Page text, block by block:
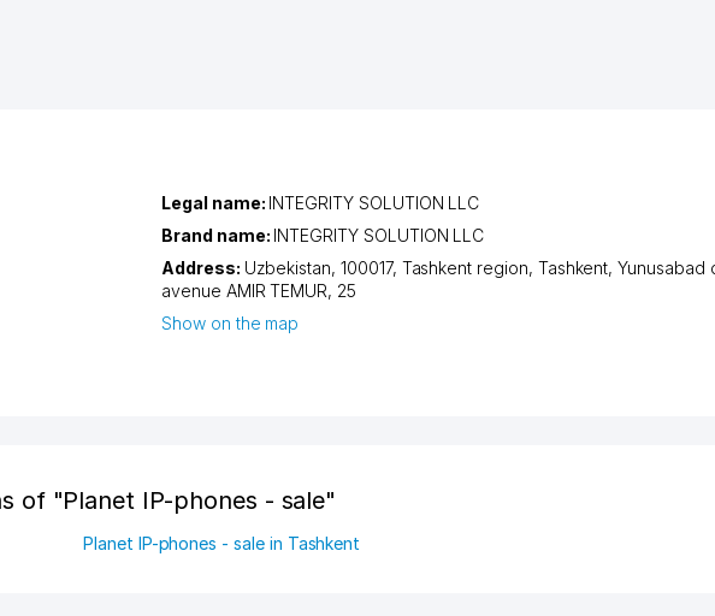
Legal name: INTEGRITY SOLUTION LLC
Brand name: INTEGRITY SOLUTION LLC
Address: Uzbekistan, 100017, Tashkent region, Tashkent,Yunusabad
avenue AMIR TEMUR, 25
Show on the map
of "Planet IP-phones - sale"
Planet IP-phones - sale in Tashkent